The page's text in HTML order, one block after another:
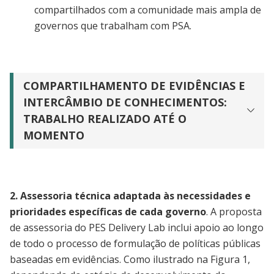
compartilhados com a comunidade mais ampla de
governos que trabalham com PSA.
COMPARTILHAMENTO DE EVIDÊNCIAS E
INTERCÂMBIO DE CONHECIMENTOS:
TRABALHO REALIZADO ATÉ O
MOMENTO
2.Assessoria técnica adaptada às necessidades e
prioridades específicas de cada governo. A proposta
de assessoria do PES Delivery Lab inclui apoio ao longo
de todo o processo de formulação de políticas públicas
baseadas em evidências. Como ilustrado na Figura 1,